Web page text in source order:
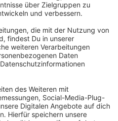
Ihre
den YouTube
zu laden!
Service eines
um Videoinhalte
Aktivitäten
lesen Sie die
stimmen Sie der